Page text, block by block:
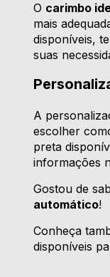
O carimbo
mais
disponíveis,
suas
A
escolher
preta
informações
Gostou de
automático!
Conheça
disponíveis